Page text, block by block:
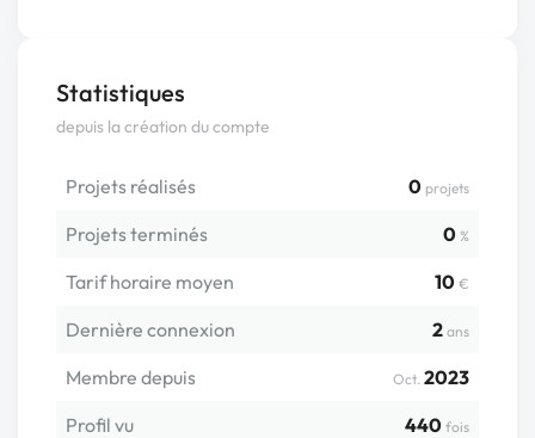
Statistiques
depuis la création du compte
Projets réalisés 0 projets
Projets terminés 0 %
Tarif horaire moyen 10 €
Dernière connexion 2 ans
Membre depuis Oct. 2023
Profil vu
440 fois